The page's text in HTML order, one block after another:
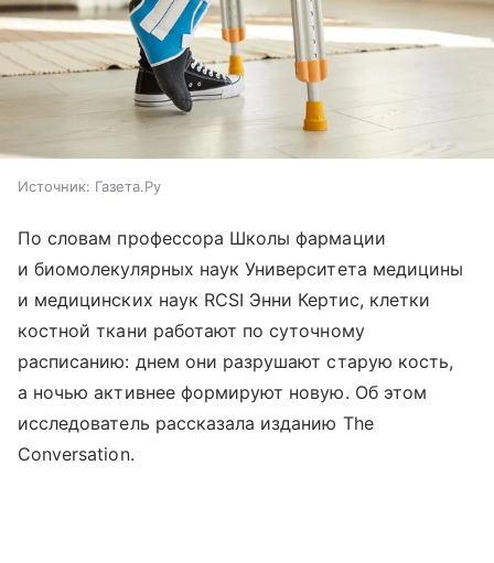
Источник: Газета.Ру
По словам профессора Школы фармации
и биомолекулярных наук Университета медицины
и медицинских наук RCSI Энни Кертис, клетки
костной ткани работают по суточному
расписанию: днем они разрушают старую кость,
а ночью активнее формируют новую. Об этом
исследователь рассказала изданию The
Conversation.